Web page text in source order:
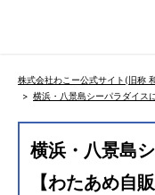
株式会社わこー公式サイト(旧称
横浜・八景島シーパラダイス
横浜・八景島
【わたあめ自